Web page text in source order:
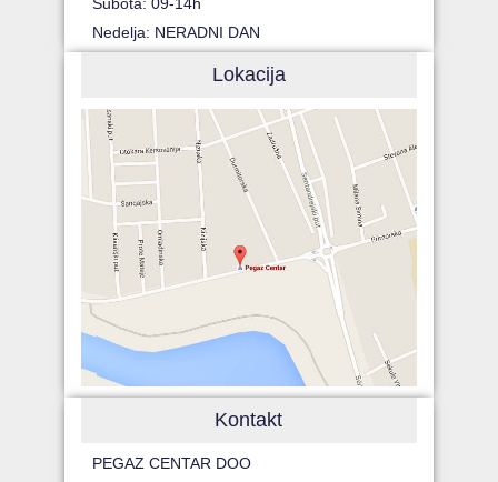
Subota: 09-14h
Nedelja: NERADNI DAN
Lokacija
Kontakt
PEGAZ CENTAR DOO